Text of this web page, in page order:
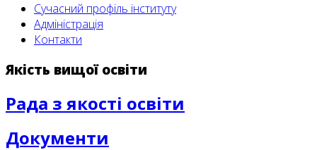
Сучасний профіль інституту
Адміністрація
Контакти
Якість вищої освіти
Рада з якості освіти
Документи